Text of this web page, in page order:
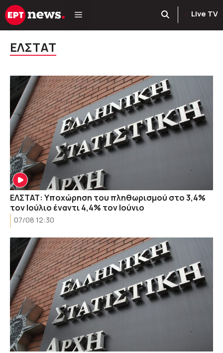
Μετάβαση
σε
Live TV
ΕΛΣΤΑΤ
ΕΛΣΤΑΤ: Υποχώρηση του πληθωρισμού στο 3,4%
τον Ιούλιο έναντι 4,4% τον Ιούνιο
07/08 12:30